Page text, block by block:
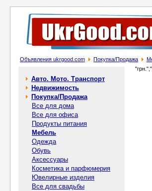
Объявления ukrgood.com Покупка/Продажа
Авто. Мото. Транспорт
Недвижимость
Покупка/Продажа
Все для дома
Все для офиса
Продукты питания
Мебель
Одежда
Обувь
Аксессуары
Косметика и парфюмерия
Ювелирные изделия
Все для свадьбы